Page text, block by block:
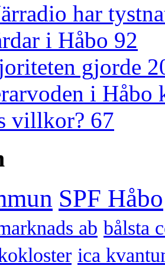
har
i Håbo 92
gjorde
i Håbo
villkor? 67
SPF Håbo
ab bålsta
ica